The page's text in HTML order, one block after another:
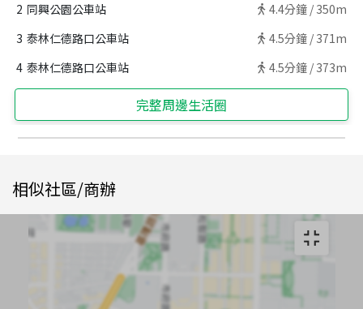
2 同興公園公車站 4.4分鐘 / 350m
3 泰林仁德路口公車站 4.5分鐘 / 371m
4 泰林仁德路口公車站 4.5分鐘 / 373m
完整周邊生活圈
相似社區/商辦